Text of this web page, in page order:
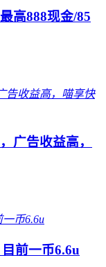
高888现金/85
广告收益高，
前一币6.6u